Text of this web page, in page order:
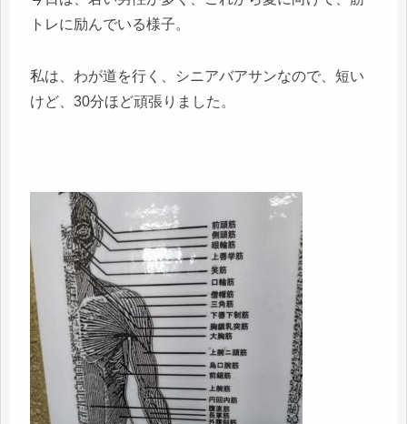
トレに励んでいる様子。
私は、わが道を行く、シニアバアサンなので、短い
けど、30分ほど頑張りました。